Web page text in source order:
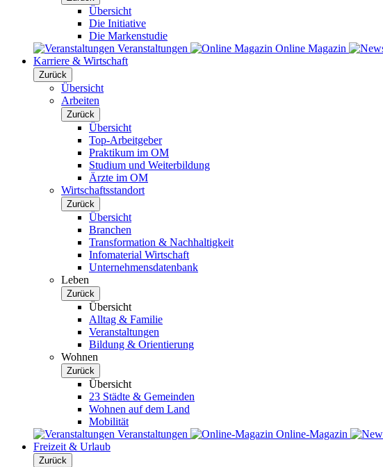
Übersicht
Die Initiative
Die Markenstudie
Veranstaltungen
Online Magazin
Karriere & Wirtschaft
Zurück
Übersicht
Arbeiten
Zurück
Übersicht
Top-Arbeitgeber
Praktikum im OM
Studium und Weiterbildung
Ärzte im OM
Wirtschaftsstandort
Zurück
Übersicht
Branchen
Transformation & Nachhaltigkeit
Infomaterial Wirtschaft
Unternehmensdatenbank
Leben
Zurück
Übersicht
Alltag & Familie
Veranstaltungen
Bildung & Orientierung
Wohnen
Zurück
Übersicht
23 Städte & Gemeinden
Wohnen auf dem Land
Mobilität
Veranstaltungen
Online-Magazin
Freizeit & Urlaub
Zurück